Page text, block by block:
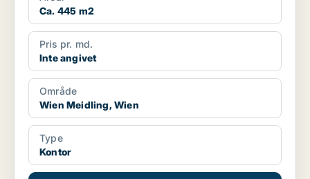
Ca. 445 m2
Pris pr. md.
Inte angivet
Område
Wien Meidling, Wien
Type
Kontor